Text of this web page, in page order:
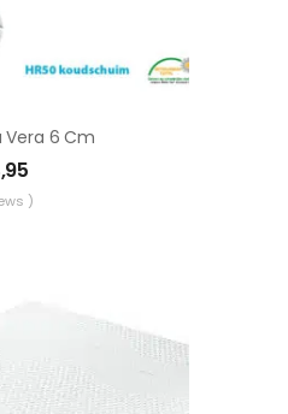
Vera 6 Cm
)